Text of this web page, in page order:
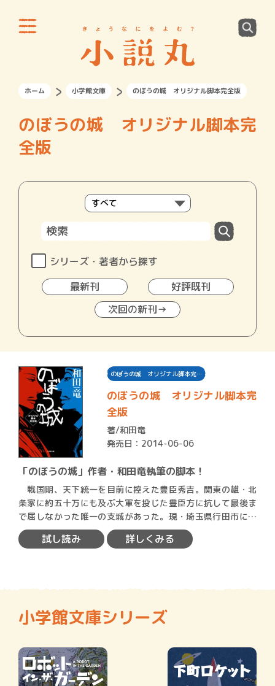
ホーム 小学館文庫 のぼうの城 オリジナル脚本完全版
のぼうの城 オリジナル脚本完
全版
シリーズ・著者から探す
最新刊
好評既刊
次回の新刊→
のぼうの城 オリジナル脚本完…
のぼうの城 オリジナル脚本完
全版
著/和田竜
発売日：2014-06-06
「のぼうの城」作者・和田竜執筆の脚本！
戦国期、天下統一を目前に控えた豊臣秀吉。関東の雄・北
条家に約五十万にも及ぶ大軍を投じた豊臣方に抗して最後ま
で屈しなかった唯一の支城があった。現・埼玉県行田市に本
拠を構え…
試し読み 詳しくみる
小学館文庫シリーズ